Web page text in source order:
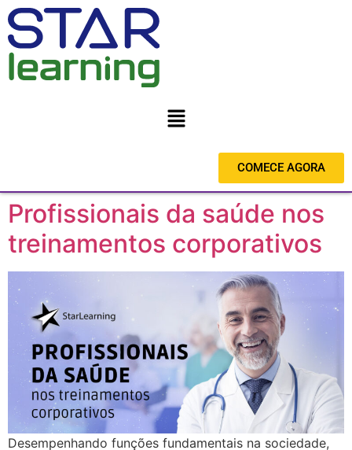
COMECE AGORA
Profissionais da saúde nos
treinamentos corporativos
Desempenhando funções fundamentais na sociedade,